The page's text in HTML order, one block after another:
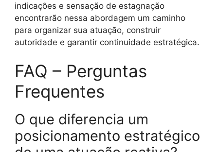
indicações e sensação de estagnação
encontrarão nessa abordagem um caminho
para organizar sua atuação, construir
autoridade e garantir continuidade estratégica.
FAQ – Perguntas
Frequentes
O que diferencia um
posicionamento estratégico